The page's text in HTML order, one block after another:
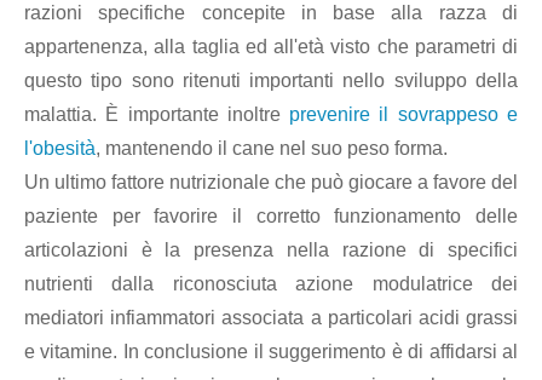
razioni specifiche concepite in base alla razza di
appartenenza, alla taglia ed all'età visto che parametri di
questo tipo sono ritenuti importanti nello sviluppo della
malattia. È importante inoltre prevenire il sovrappeso e
l'obesità, mantenendo il cane nel suo peso forma.
Un ultimo fattore nutrizionale che può giocare a favore del
paziente per favorire il corretto funzionamento delle
articolazioni è la presenza nella razione di specifici
nutrienti dalla riconosciuta azione modulatrice dei
mediatori infiammatori associata a particolari acidi grassi
e vitamine. In conclusione il suggerimento è di affidarsi al